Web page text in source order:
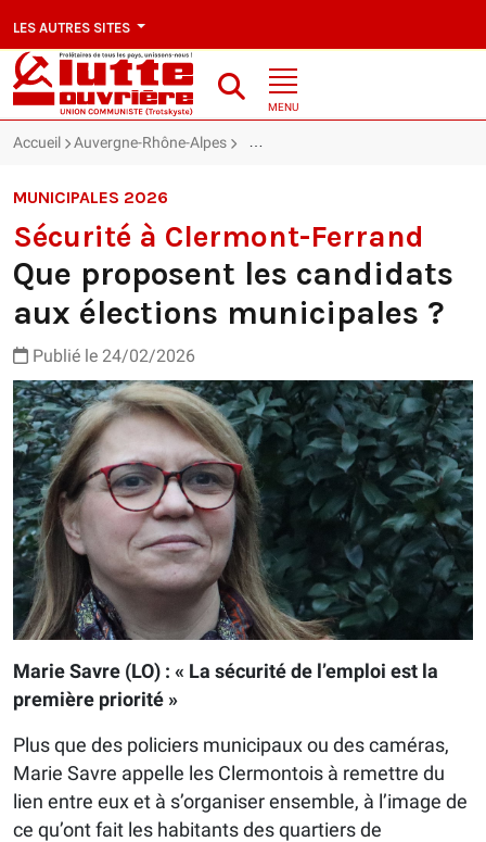
LES AUTRES SITES
MENU
Accueil Auvergne-Rhône-Alpes Que proposent les candidats aux
MUNICIPALES 2026
Sécurité à Clermont-Ferrand
Que proposent les candidats
aux élections municipales ?
Publié le 24/02/2026
Marie Savre (LO) : « La sécurité de l’emploi est la
première priorité »
Plus que des policiers municipaux ou des caméras,
Marie Savre appelle les Clermontois à remettre du
lien entre eux et à s’organiser ensemble, à l’image de
ce qu’ont fait les habitants des quartiers de